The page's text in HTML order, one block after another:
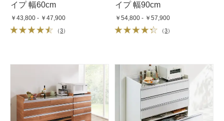
イプ 幅60cm
￥43,800 - ￥47,900
（3）
イプ 幅90cm
￥54,800 - ￥57,900
（3）